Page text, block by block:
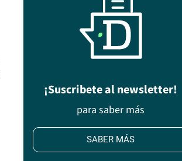
¡Suscribete al newsletter!
para saber más
SABER MÁS